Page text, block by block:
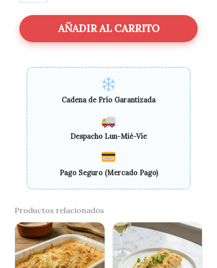
Litro
Premium
Gourmet
Garantizada
cantidad
AÑADIR AL CARRITO
Cadena de Frío Garantizada
Despacho Lun-Mié-Vie
Pago Seguro (Mercado Pago)
Productos relacionados